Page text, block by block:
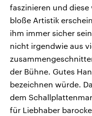
faszinieren und
bloße Artistik
ihm immer sicher
nicht irgendwie aus
der Bühne. Gutes
bezeichnen würde.
dem
für Liebhaber